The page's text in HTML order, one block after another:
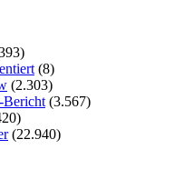
(8)
(2.303)
Bericht (3.567)
(22.940)